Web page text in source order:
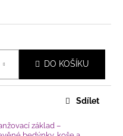
DO KOŠÍKU
základ –
Sdílet